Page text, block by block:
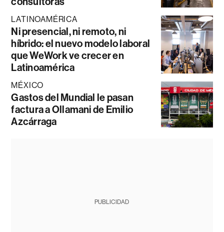
LATINOAMÉRICA
Ni presencial, ni remoto, ni
híbrido: el nuevo modelo laboral
que WeWork ve crecer en
Latinoamérica
MÉXICO
Gastos del Mundial le pasan
factura a Ollamani de Emilio
Azcárraga
PUBLICIDAD